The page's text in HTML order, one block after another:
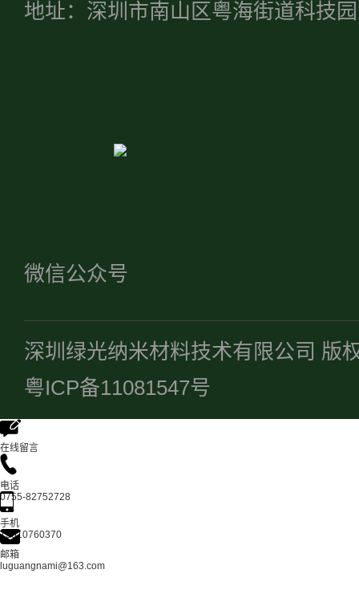
地址：深圳市南山区粤海街道科技
微信公众号
深圳绿光纳米材料技术有限公司 版
粤ICP备11081547号
在线留言
电话
0755-82752728
手机
13510760370
邮箱
luguangnami@163.com